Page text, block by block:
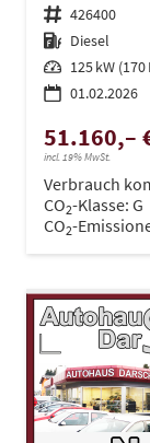
Fahrzeugnr. 426400
Kraftstoff Diesel
Leistung 125 kW (170
01.02.2026
51.160,–
incl. 19% MwSt.
Verbrauch
CO2-Klasse: G
CO2-